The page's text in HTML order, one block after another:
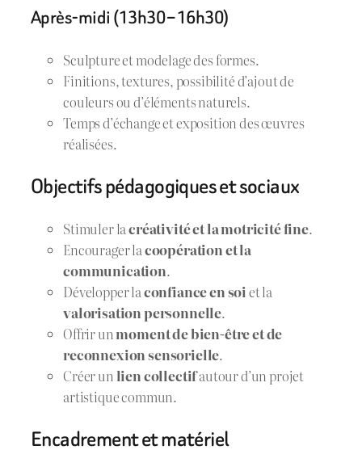
Après-midi (13h30 – 16h30)
Sculpture et modelage des formes.
Finitions, textures, possibilité d’ajout de
couleurs ou d’éléments naturels.
Temps d’échange et exposition des œuvres
réalisées.
Objectifs pédagogiques et sociaux
Stimuler lacréativité et la motricité fine.
Encourager lacoopération et la
communication.
Développer laconfiance en soiet la
valorisation personnelle.
Offrir unmoment de bien-être et de
reconnexion sensorielle.
Créer un lien collectifautour d’un projet
artistique commun.
Encadrement et matériel